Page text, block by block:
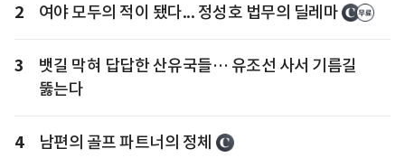
2 여야 모두의 적이 됐다... 정성호 법무의 딜레마
3
뱃길 막혀 답답한 산유국들… 유조선 사서 기름길
뚫는다
4 남편의 골프 파트너의 정체